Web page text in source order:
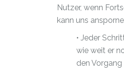
Nutzer, wenn
kann uns
• Jeder
wie weit er
den